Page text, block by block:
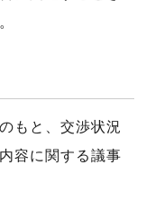
もと、交渉状況
容に関する議事